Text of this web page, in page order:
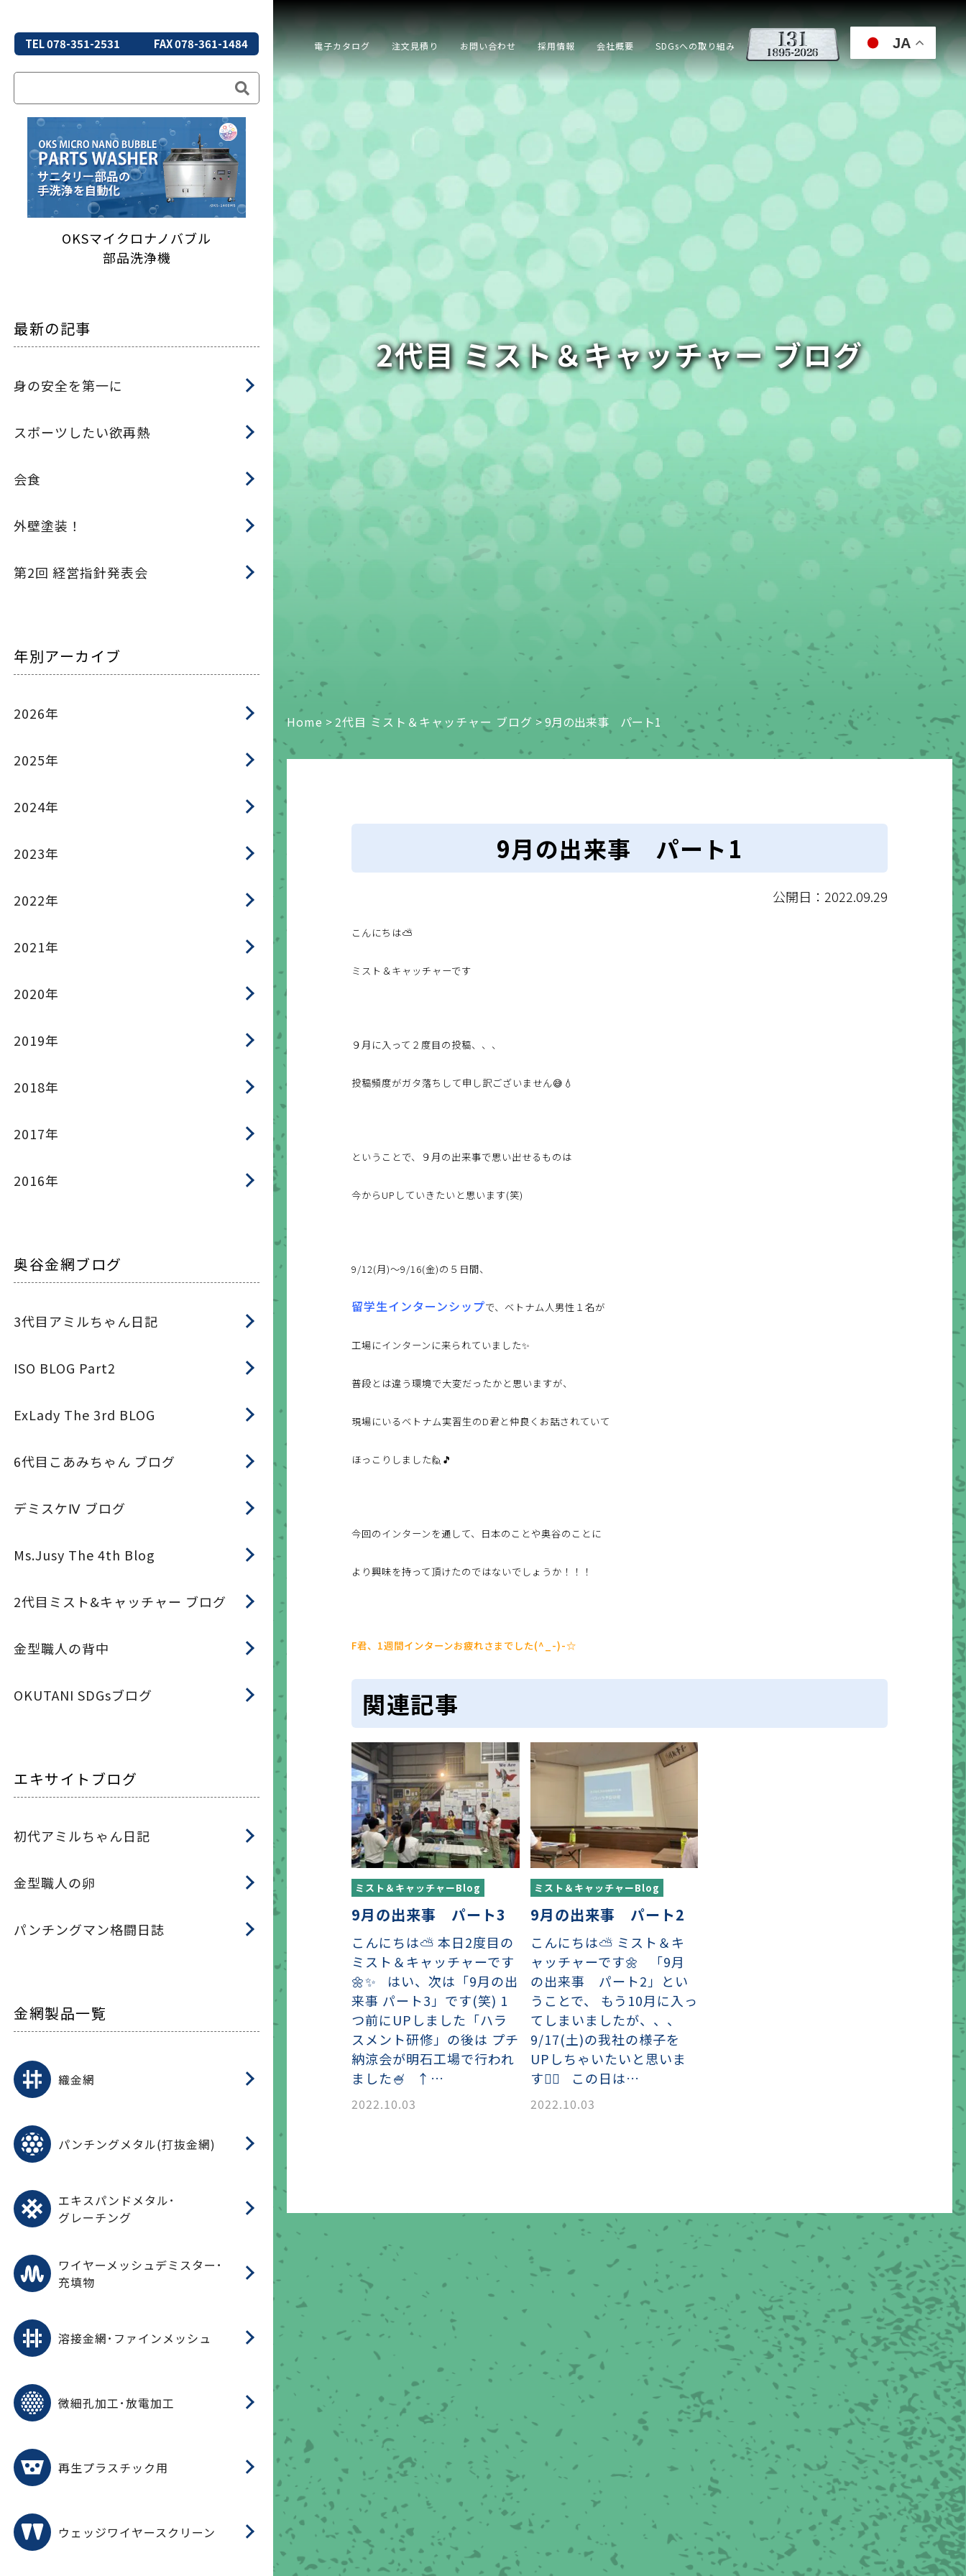
TEL 078-351-2531 FAX 078-361-1484
OKSマイクロナノバブル
部品洗浄機
最新の記事
身の安全を第一に
スポーツしたい欲再熱
会食
外壁塗装！
第2回 経営指針発表会
年別アーカイブ
2026年
2025年
2024年
2023年
2022年
2021年
2020年
2019年
2018年
2017年
2016年
奥谷金網ブログ
3代目アミルちゃん日記
ISO BLOG Part2
ExLady The 3rd BLOG
6代目こあみちゃん ブログ
デミスケⅣ ブログ
Ms.Jusy The 4th Blog
2代目ミスト&キャッチャー ブログ
金型職人の背中
OKUTANI SDGsブログ
エキサイトブログ
初代アミルちゃん日記
金型職人の卵
パンチングマン格闘日誌
金網製品一覧
織金網
平織金網網目一覧表
綾織金網網目一覧表
特殊線材メッシュ網目一覧
マグネステン®金網
マグネステン®金網網目一覧表
平畳織金網
綾畳織金網
クリンプ織金網
ロッククリンプ織金網
フラットトップ織金網
(滑面式金網)
トンキャップ織金網
(長目金網)
タイロッド織金網
振動篩用金網について
JIS試験用ふるい
ワイヤーネットコンベヤー
装飾用織金網
ワイヤーゲージ（線番）
織金網加工品
パンチングメタル(打抜金網)
エキスパンドメタル･
グレーチング
TON』
ワイヤーメッシュデミスター･
充填物
ワイヤーメッシュデミスター
蒸留用填充物
デミスター加工品
溶接金網･ファインメッシュ
ファインメッシュ
ファインメッシュ加工品
微細孔加工･放電加工
電子ビームドリル加工
EBD電子ビームドリル加工
参考データ
多軸同時・微細ドリリング・
ルーター・ザグリ加工(金型レ
レーザースクリーン
再生プラスチック用
再生プラスチック用レーザー
フィルター
造粒機用消耗部品
粉砕機用消耗部品
ウェッジワイヤースクリーン
2代目 ミスト＆キャッチャー ブログ
電子カタログ 注文見積り お問い合わせ 採用情報 会社概要 SDGsへの取り組み JA
Home > 2代目 ミスト＆キャッチャー ブログ >9月の出来事 パート1
9月の出来事 パート1
公開日：2022.09.29
こんにちは⛅
ミスト＆キャッチャーです
９月に入って２度目の投稿、、、
投稿頻度がガタ落ちして申し訳ございません😅💧
ということで、９月の出来事で思い出せるものは
今からUPしていきたいと思います(笑)
9/12(月)～9/16(金)の５日間、
留学生インターンシップで、ベトナム人男性１名が
工場にインターンに来られていました✨
普段とは違う環境で大変だったかと思いますが、
現場にいるベトナム実習生のD君と仲良くお話されていて
ほっこりしました🙋🎵
今回のインターンを通して、日本のことや奥谷のことに
より興味を持って頂けたのではないでしょうか！！！
F君、1週間インターンお疲れさまでした(^_-)-☆
関連記事
ミスト＆キャッチャーBlog
9月の出来事 パート3
こんにちは⛅ 本日2度目の
ミスト＆キャッチャーです
🌼✨ はい、次は「9月の出
来事 パート3」です(笑) 1
つ前にUPしました「ハラ
スメント研修」の後は プチ
納涼会が明石工場で行われ
ました🍧 ↑…
2022.10.03
ミスト＆キャッチャーBlog
9月の出来事 パート2
こんにちは⛅ ミスト＆キ
ャッチャーです🌼 「9月
の出来事 パート2」とい
うことで、 もう10月に入っ
てしまいましたが、、、
9/17(土)の我社の様子を
UPしちゃいたいと思いま
す✌🏻 この日は…
2022.10.03